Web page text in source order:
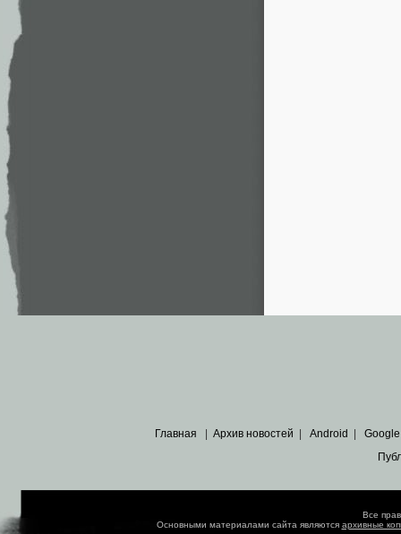
Главная Архив новостей Android Google
Все
Основными материалами сайта являются архивные